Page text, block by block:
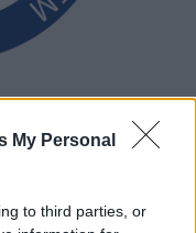
My Personal
to third parties, or